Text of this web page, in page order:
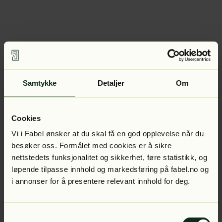
Samtykke Detaljer Om
Cookies
Vi i Fabel ønsker at du skal få en god opplevelse når du
besøker oss. Formålet med cookies er å sikre
nettstedets funksjonalitet og sikkerhet, føre statistikk, og
løpende tilpasse innhold og markedsføring på fabel.no og
i annonser for å presentere relevant innhold for deg.